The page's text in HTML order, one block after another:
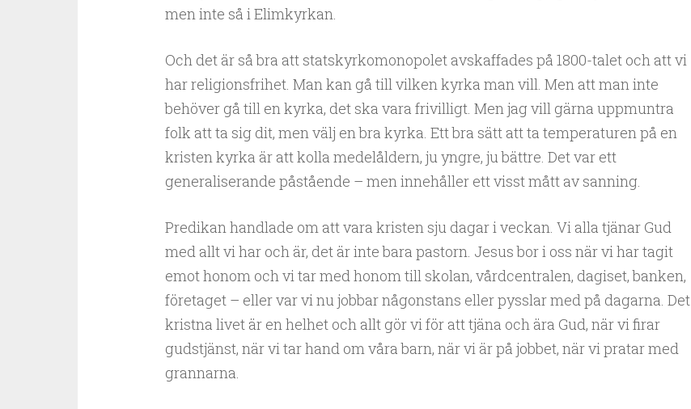
men inte så i Elimkyrkan.
Och det är så bra att statskyrkomonopolet avskaffades på 1800-talet och att vi
har religionsfrihet. Man kan gå till vilken kyrka man vill. Men att man inte
behöver gå till en kyrka, det ska vara frivilligt. Men jag vill gärna uppmuntra
folk att ta sig dit, men välj en bra kyrka. Ett bra sätt att ta temperaturen på en
kristen kyrka är att kolla medelåldern, ju yngre, ju bättre. Det var ett
generaliserande påstående – men innehåller ett visst mått av sanning.
Predikan handlade om att vara kristen sju dagar i veckan. Vi alla tjänar Gud
med allt vi har och är, det är inte bara pastorn. Jesus bor i oss när vi har tagit
emot honom och vi tar med honom till skolan, vårdcentralen, dagiset, banken,
företaget – eller var vi nu jobbar någonstans eller pysslar med på dagarna. Det
kristna livet är en helhet och allt gör vi för att tjäna och ära Gud, när vi firar
gudstjänst, när vi tar hand om våra barn, när vi är på jobbet, när vi pratar med
grannarna.